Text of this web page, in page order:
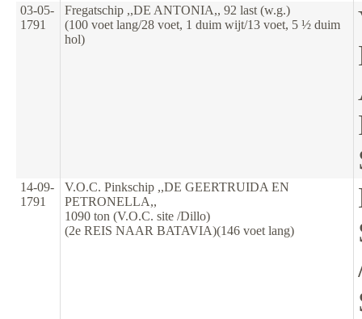
03-05-
1791
Fregatschip ,,DE ANTONIA,, 92 last (w.g.)
(100 voet lang/28 voet, 1 duim wijt/13 voet, 5 ½ duim
hol)
14-09-
1791
V.O.C. Pinkschip ,,DE GEERTRUIDA EN
PETRONELLA,,
1090 ton (V.O.C. site /Dillo)
(2e REIS NAAR BATAVIA)(146 voet lang)